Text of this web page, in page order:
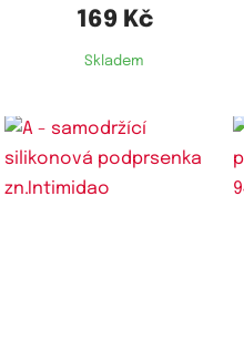
169 Kč
Skladem